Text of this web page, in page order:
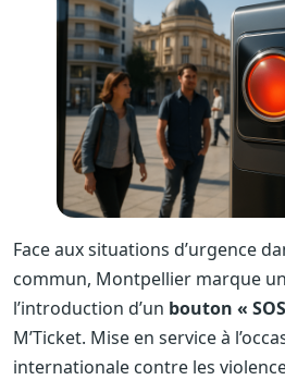
Face aux situations d’urgence
commun, Montpellier marque
l’introduction d’un bouton «
M’Ticket. Mise en service à
internationale contre les